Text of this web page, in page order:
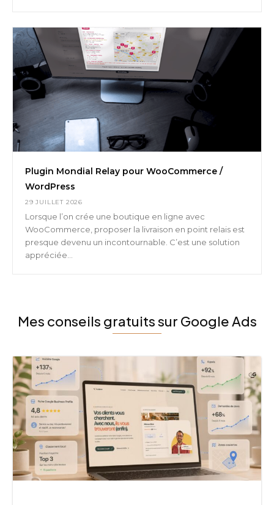
Plugin Mondial Relay pour WooCommerce /
WordPress
29 JUILLET 2026
Lorsque l’on crée une boutique en ligne avec
WooCommerce, proposer la livraison en point relais est
presque devenu un incontournable. C’est une solution
appréciée...
Mes conseils gratuits sur Google Ads